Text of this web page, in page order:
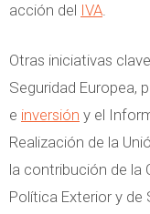
acción del IVA.
Otras iniciativas
Seguridad Europea,
e inversión y el
Realización de la
la contribución de la
Política Exterior y de